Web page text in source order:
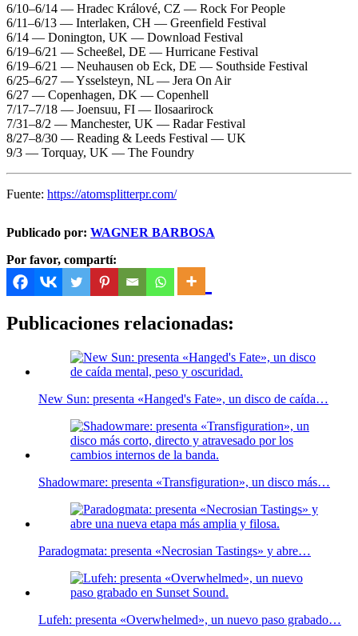
6/10–6/14 — Hradec Králové, CZ — Rock For People
6/11–6/13 — Interlaken, CH — Greenfield Festival
6/14 — Donington, UK — Download Festival
6/19–6/21 — Scheeßel, DE — Hurricane Festival
6/19–6/21 — Neuhausen ob Eck, DE — Southside Festival
6/25–6/27 — Ysselsteyn, NL — Jera On Air
6/27 — Copenhagen, DK — Copenhell
7/17–7/18 — Joensuu, FI — Ilosaarirock
7/31–8/2 — Manchester, UK — Radar Festival
8/27–8/30 — Reading & Leeds Festival — UK
9/3 — Torquay, UK — The Foundry
Fuente: https://atomsplitterpr.com/
Publicado por: WAGNER BARBOSA
Por favor, compartí:
Publicaciones relacionadas:
New Sun: presenta «Hanged's Fate», un disco de caída…
Shadowmare: presenta «Transfiguration», un disco más…
Paradogmata: presenta «Necrosian Tastings» y abre…
Lufeh: presenta «Overwhelmed», un nuevo paso grabado…